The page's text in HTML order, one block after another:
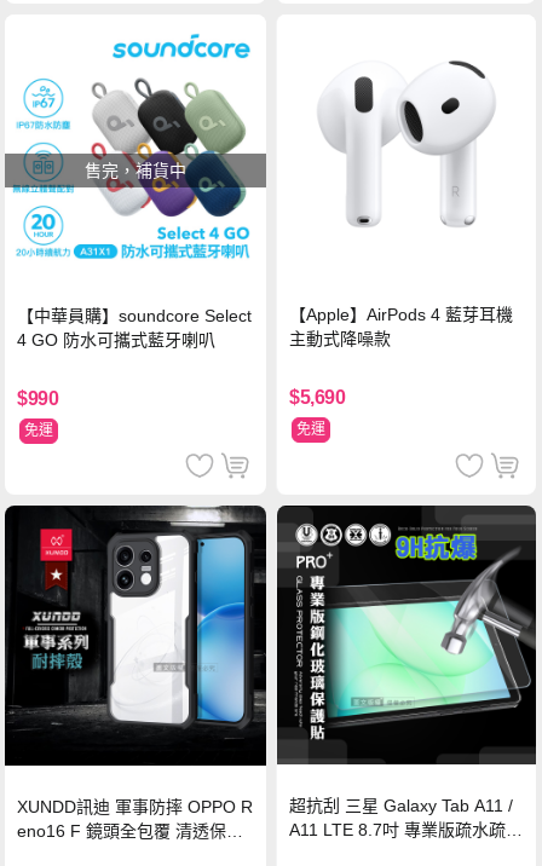
售完，補貨中
【中華員購】soundcore Select
4 GO 防水可攜式藍牙喇叭
$990
免運
【Apple】AirPods 4 藍芽耳機
主動式降噪款
$5,690
免運
XUNDD訊迪 軍事防摔 OPPO R
eno16 F 鏡頭全包覆 清透保護
超抗刮 三星 Galaxy Tab A11 /
A11 LTE 8.7吋 專業版疏水疏油